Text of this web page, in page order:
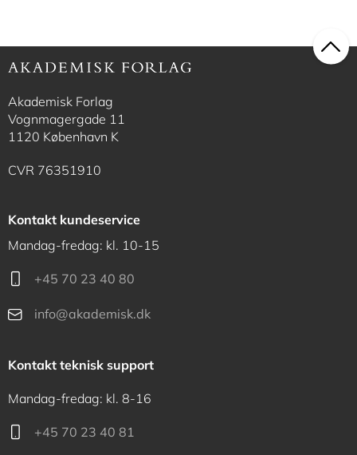
Akademisk Forlag
Vognmagergade 11
1120 København K
CVR 76351910
Kontakt kundeservice
Mandag-fredag: kl. 10-15
+45 70 23 40 80
info@akademisk.dk
Kontakt teknisk support
Mandag-fredag: kl. 8-16
+45 70 23 40 81